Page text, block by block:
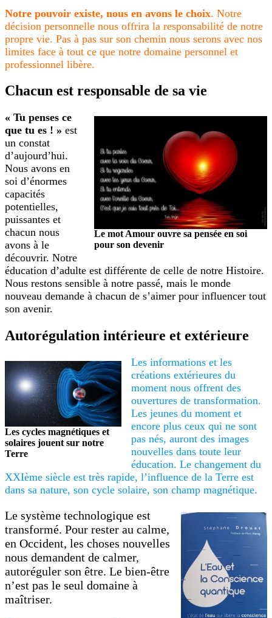
Notre pouvoir existe, nous en avons le choix. Notre
décision personnelle nous offrira la responsabilité de notre
propre vie. Pas à pas sur son chemin nous serons avec nos
limites face à tout ce que notre domaine personnel et
professionnel libère.
Chacun est responsable de sa vie
Le mot Amour ouvre sa pensée en soi
pour son devenir
« Tu penses ce
que tu es ! » est
un constat
d’aujourd’hui.
Nous avons en
soi d’énormes
capacités
potentielles,
puissantes et
chacun nous
avons à le
découvrir. Notre
éducation d’adulte est différente de celle de notre Histoire.
Nous restons sensible à notre passé, mais le monde
nouveau demande à chacun de s’aimer pour influencer tout
son avenir.
Autorégulation intérieure et extérieure
Les cycles magnétiques et
solaires jouent sur notre
Terre
Les informations et les
créations extérieures du
moment nous offrent des
ouvertures de transformation.
Les jeunes du moment et
encore plus ceux qui ne sont
pas nés, auront des images
nouvelles dans toute leur
éducation. Le changement du
XXIème siècle est très rapide, l’influence de la Terre est
dans sa nature, son cycle solaire, son champ magnétique.
Le système technologique est
transformé. Pour rester au calme,
en Occident, les choses nouvelles
nous demandent de calmer,
autoréguler son être. Le bien-être
n’est pas le seul domaine à
maîtriser.